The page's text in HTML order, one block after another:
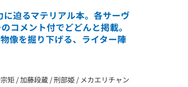
迫るマテリアル本。各サーヴ
コメント付でどどんと掲載。
像を掘り下げる、ライター陣
矩 / 加藤段蔵 / 刑部姫 / メカエリチャン